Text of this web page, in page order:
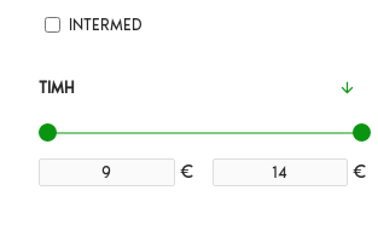
ΤΙΜΉ
€ €
INTERMED